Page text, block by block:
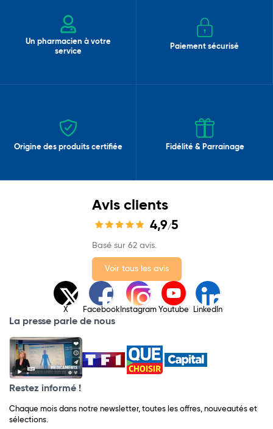
Un pharmacien à votre
service
Paiement sécurisé
Origine des produits certifiée Fidélité & Parrainage
Avis clients
4,9/5
Basé sur 62 avis.
Voir tous les avis
X Facebook Instagram Youtube LinkedIn
La presse parle de nous
Restez informé !
Chaque mois dans notre newsletter, toutes les offres, nouveautés et
sélections.